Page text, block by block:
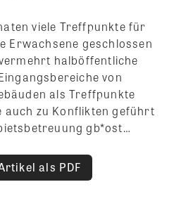
viele Treffpunkte für
Erwachsene geschlossen
halböffentliche
von
als Treffpunkte
auch zu Konflikten geführt
gb*ost…
als PDF